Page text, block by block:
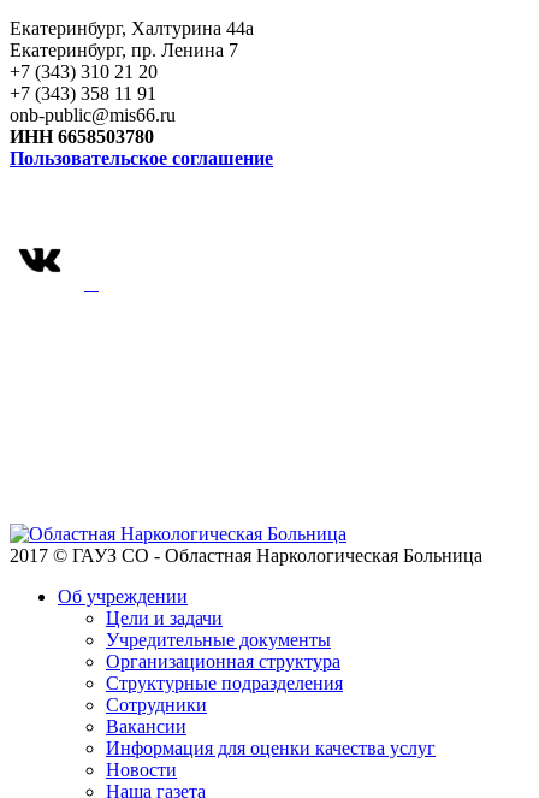
Екатеринбург, Халтурина 44а
Екатеринбург, пр. Ленина 7
+7 (343) 310 21 20
+7 (343) 358 11 91
onb-public@mis66.ru
ИНН 6658503780
Пользовательское соглашение
2017 © ГАУЗ СО - Областная Наркологическая Больница
Об учреждении
Цели и задачи
Учредительные документы
Организационная структура
Структурные подразделения
Сотрудники
Вакансии
Информация для оценки качества услуг
Новости
​​Наша газета